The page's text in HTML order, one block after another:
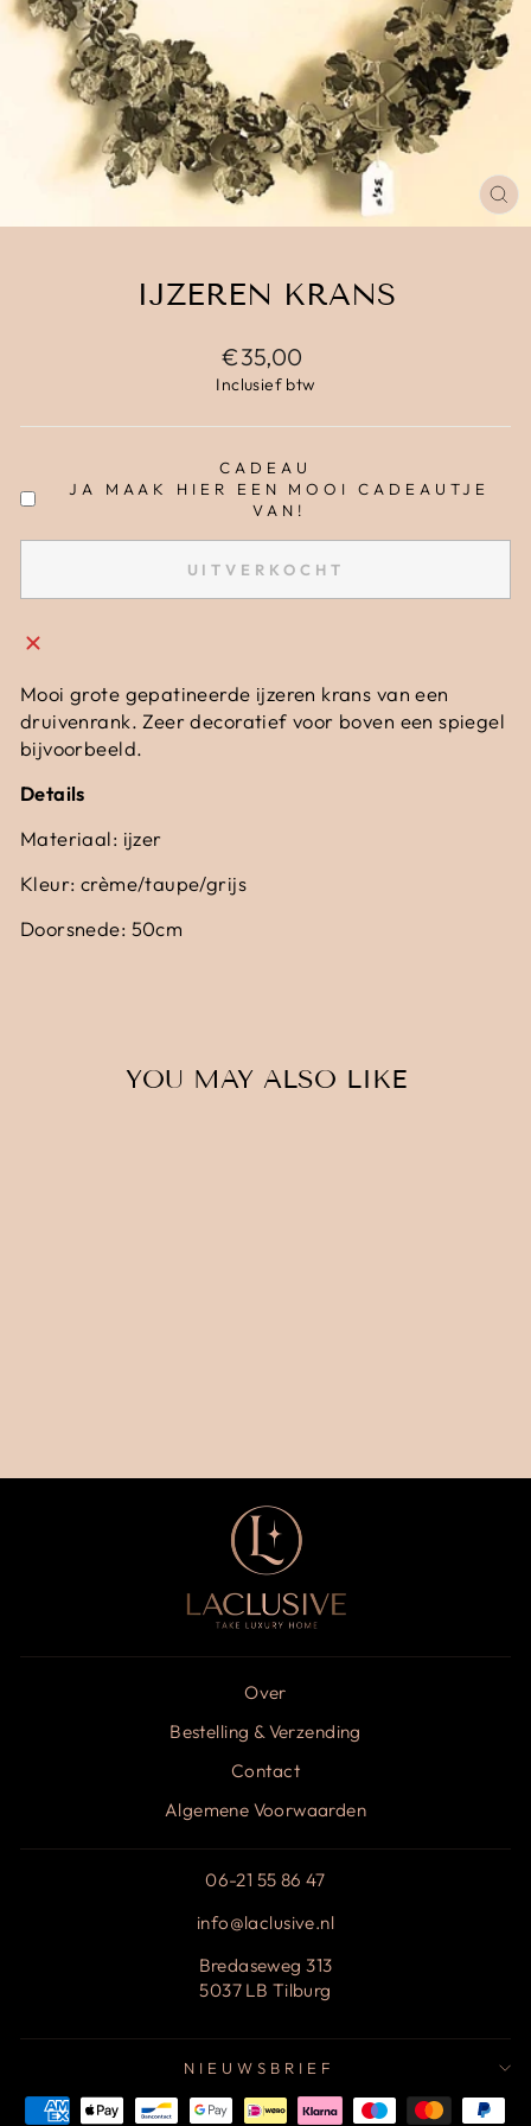
IJZEREN KRANS
€35,00
Inclusief btw
CADEAU
JA MAAK HIER EEN MOOI CADEAUTJE
VAN!
UITVERKOCHT
Mooi grote gepatineerde ijzeren krans van een
druivenrank. Zeer decoratief voor boven een spiegel
bijvoorbeeld.
Details
Materiaal: ijzer
Kleur: crème/taupe/grijs
Doorsnede: 50cm
YOU MAY ALSO LIKE
Over
Bestelling & Verzending
Contact
Algemene Voorwaarden
06-21 55 86 47
info@laclusive.nl
Bredaseweg 313
5037 LB Tilburg
NIEUWSBRIEF